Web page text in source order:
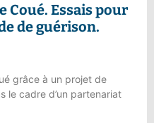
Coué.Essais pour
de guérison.
grâce à un projet de
le cadre d’un partenariat